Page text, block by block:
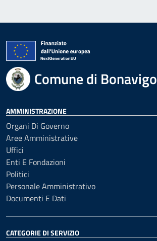
Comune di Bonavigo
AMMINISTRAZIONE
Organi Di Governo
Aree Amministrative
Uffici
Enti E Fondazioni
Politici
Personale Amministrativo
Documenti E Dati
CATEGORIE DI SERVIZIO